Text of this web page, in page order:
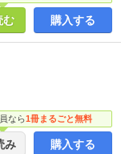
む 購入する
なら1冊まるごと無料
み 購入する